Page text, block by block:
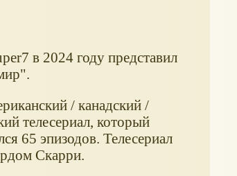
в 2024 году представил
/ канадский /
телесериал, который
65 эпизодов. Телесериал
Скарри.